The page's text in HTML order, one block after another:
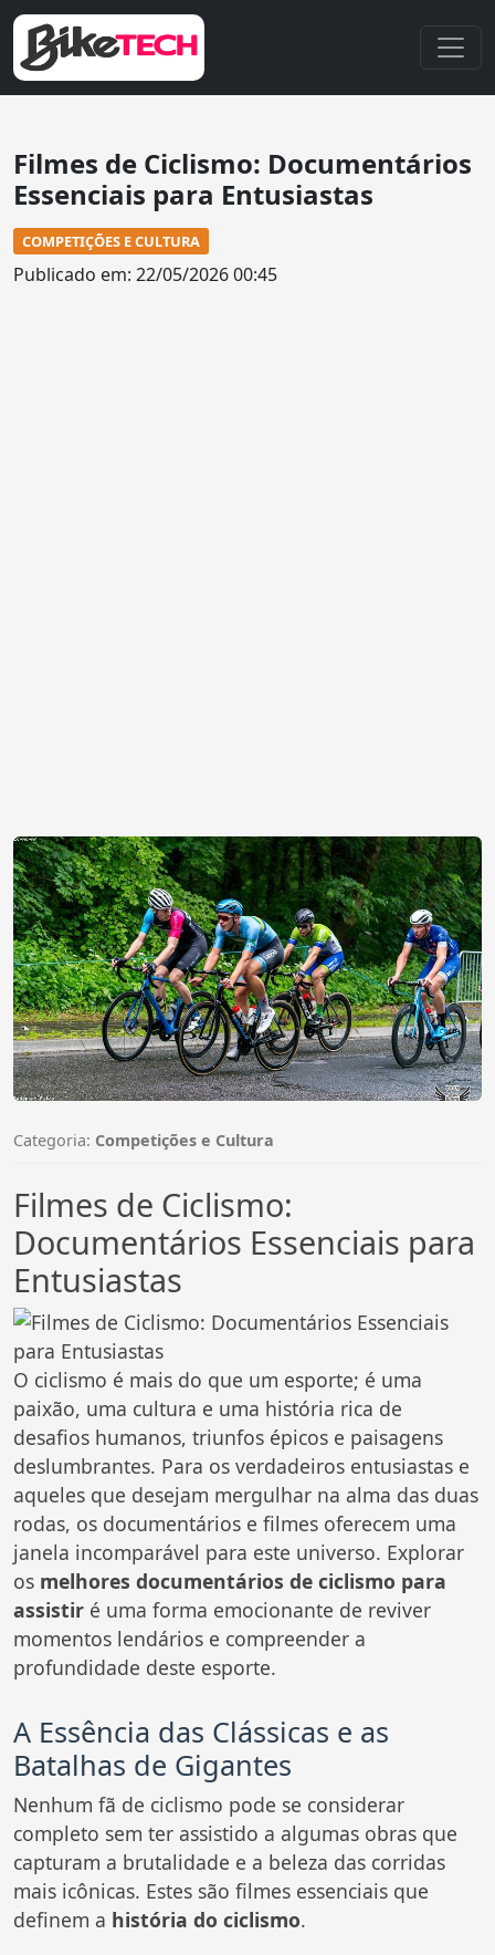
Filmes de Ciclismo: Documentários
Essenciais para Entusiastas
COMPETIÇÕES E CULTURA
Publicado em: 22/05/2026 00:45
Categoria: Competições e Cultura
Filmes de Ciclismo:
Documentários Essenciais para
Entusiastas
O ciclismo é mais do que um esporte; é uma
paixão, uma cultura e uma história rica de
desafios humanos, triunfos épicos e paisagens
deslumbrantes. Para os verdadeiros entusiastas e
aqueles que desejam mergulhar na alma das duas
rodas, os documentários e filmes oferecem uma
janela incomparável para este universo. Explorar
os melhores documentários de ciclismo para
assistir é uma forma emocionante de reviver
momentos lendários e compreender a
profundidade deste esporte.
A Essência das Clássicas e as
Batalhas de Gigantes
Nenhum fã de ciclismo pode se considerar
completo sem ter assistido a algumas obras que
capturam a brutalidade e a beleza das corridas
mais icônicas. Estes são filmes essenciais que
definem a história do ciclismo.